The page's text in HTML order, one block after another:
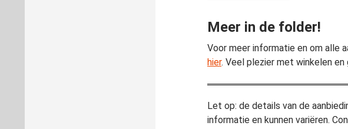
Meer in de folder!
Voor meer informatie en om alle
hier. Veel plezier met winkelen
Let op: de details van de
informatie en kunnen variëren.